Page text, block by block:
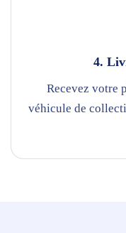
4.
Recevez votre
véhicule de